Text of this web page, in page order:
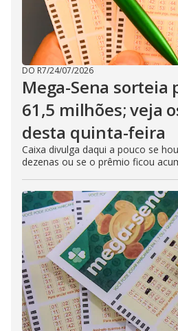
DO R7/24/07/2026
Mega-Sena sorteia
61,5 milhões; veja
desta quinta-feira
Caixa divulga daqui a pouco se
dezenas ou se o prêmio ficou